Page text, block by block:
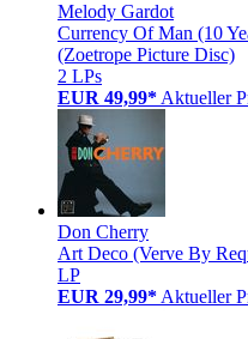
Melody Gardot
Currency Of Man (10
(Zoetrope Picture Disc)
2 LPs
EUR 49,99* Aktueller
Don Cherry
Art Deco (Verve By
LP
EUR 29,99* Aktueller